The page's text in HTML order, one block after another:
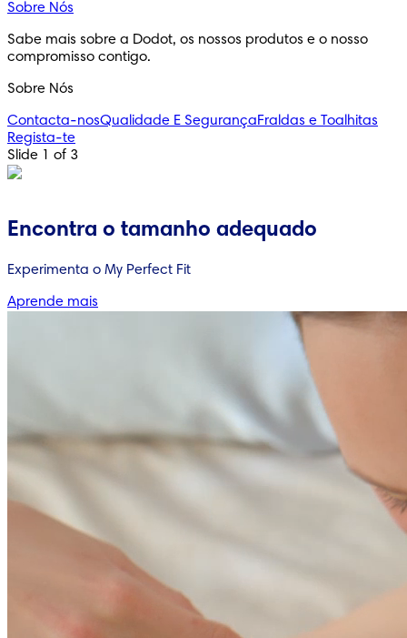
Sobre Nós
Sabe mais sobre a Dodot, os nossos produtos e o nosso
compromisso contigo.
Sobre Nós
Contacta-nosQualidade E SegurançaFraldas e Toalhitas
Regista-te
Slide 1 of 3
Encontra o tamanho adequado
Experimenta o My Perfect Fit
Aprende mais